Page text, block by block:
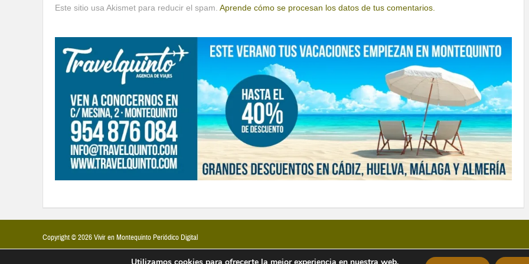
Este sitio usa Akismet para reducir el spam. Aprende cómo se procesan los datos de tus comentarios.
Copyright © 2026 Vivir en Montequinto Periódico Digital